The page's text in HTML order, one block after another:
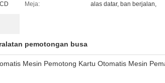
Meja: alas datar, ban berjalan,
pemotongan busa
Mesin Pemotong Kartu Otomatis Mesin